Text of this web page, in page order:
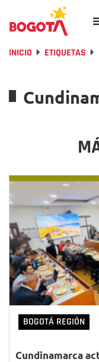
INICIO ETIQUETAS
BOGOTÁ REGIÓN
Cundinamarca